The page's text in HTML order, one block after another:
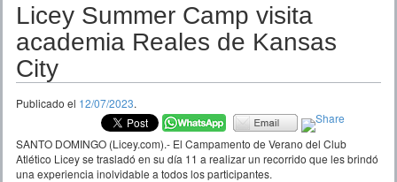
TEMPORADAS
Licey Summer Camp visita
academia Reales de Kansas
City
Publicado el 12/07/2023.
SANTO DOMINGO (Licey.com).- El Campamento de Verano del Club
Atlético Licey se trasladó en su día 11 a realizar un recorrido que les brindó
una experiencia inolvidable a todos los participantes.